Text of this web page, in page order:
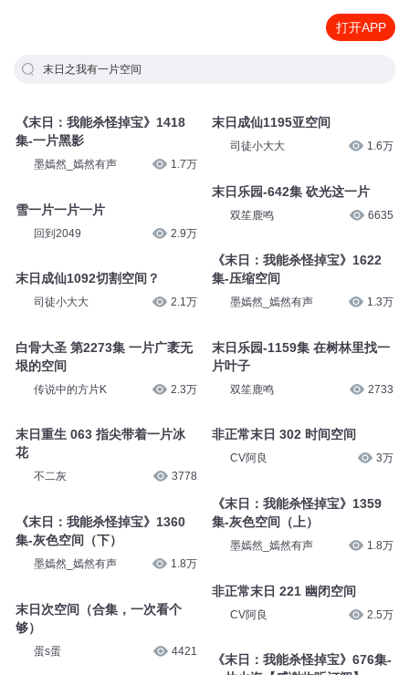
打开APP
末日之我有一片空间
《末日：我能杀怪掉宝》1418
集-一片黑影
墨嫣然_嫣然有声 1.7万
雪一片一片一片
回到2049 2.9万
末日成仙1092切割空间？
司徒小大大 2.1万
白骨大圣 第2273集 一片广袤无
垠的空间
传说中的方片K 2.3万
末日重生 063 指尖带着一片冰
花
不二灰 3778
《末日：我能杀怪掉宝》1360
集-灰色空间（下）
墨嫣然_嫣然有声 1.8万
末日次空间（合集，一次看个
够）
蛋s蛋 4421
末日成仙1195亚空间
司徒小大大 1.6万
末日乐园-642集 砍光这一片
双笙鹿鸣 6635
《末日：我能杀怪掉宝》1622
集-压缩空间
墨嫣然_嫣然有声 1.3万
末日乐园-1159集 在树林里找一
片叶子
双笙鹿鸣 2733
非正常末日 302 时间空间
CV阿良 3万
《末日：我能杀怪掉宝》1359
集-灰色空间（上）
墨嫣然_嫣然有声 1.8万
非正常末日 221 幽闭空间
CV阿良 2.5万
《末日：我能杀怪掉宝》676集-